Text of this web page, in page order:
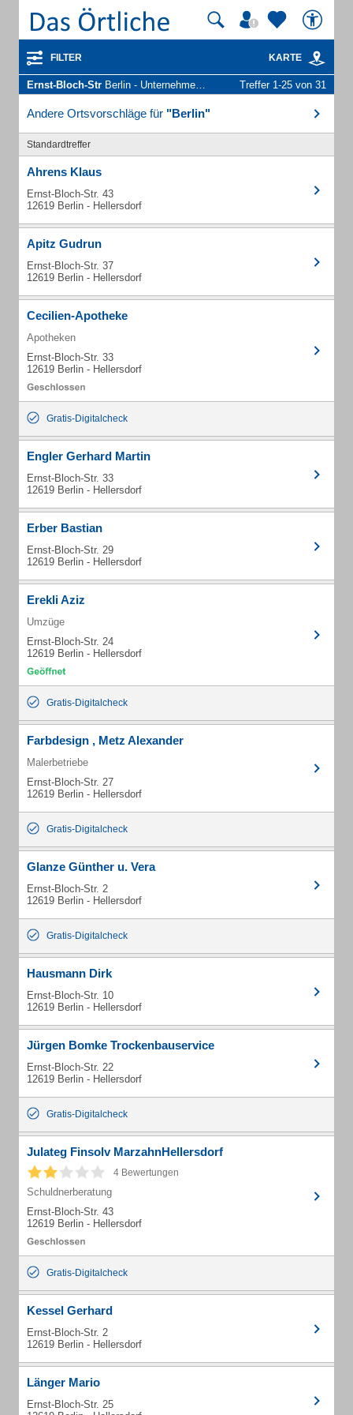
FILTER KARTE
Ernst-Bloch-Str Berlin - Unternehmen und Personen Treffer 1-25 von 31
Andere Ortsvorschläge für "Berlin"
Standardtreffer
Ahrens Klaus
Ernst-Bloch-Str. 43
12619 Berlin - Hellersdorf
Apitz Gudrun
Ernst-Bloch-Str. 37
12619 Berlin - Hellersdorf
Cecilien-Apotheke
Apotheken
Ernst-Bloch-Str. 33
12619 Berlin - Hellersdorf
Gratis-Digitalcheck
Engler Gerhard Martin
Ernst-Bloch-Str. 33
12619 Berlin - Hellersdorf
Erber Bastian
Ernst-Bloch-Str. 29
12619 Berlin - Hellersdorf
Erekli Aziz
Umzüge
Ernst-Bloch-Str. 24
12619 Berlin - Hellersdorf
Gratis-Digitalcheck
Farbdesign , Metz Alexander
Malerbetriebe
Ernst-Bloch-Str. 27
12619 Berlin - Hellersdorf
Gratis-Digitalcheck
Glanze Günther u. Vera
Ernst-Bloch-Str. 2
12619 Berlin - Hellersdorf
Gratis-Digitalcheck
Hausmann Dirk
Ernst-Bloch-Str. 10
12619 Berlin - Hellersdorf
Jürgen Bomke Trockenbauservice
Ernst-Bloch-Str. 22
12619 Berlin - Hellersdorf
Gratis-Digitalcheck
Julateg Finsolv MarzahnHellersdorf
4 Bewertungen
Schuldnerberatung
Ernst-Bloch-Str. 43
12619 Berlin - Hellersdorf
Gratis-Digitalcheck
Kessel Gerhard
Ernst-Bloch-Str. 2
12619 Berlin - Hellersdorf
Länger Mario
Ernst-Bloch-Str. 25